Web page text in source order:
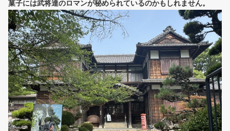
菓子には武将達のロマンが秘められているのかもしれません。